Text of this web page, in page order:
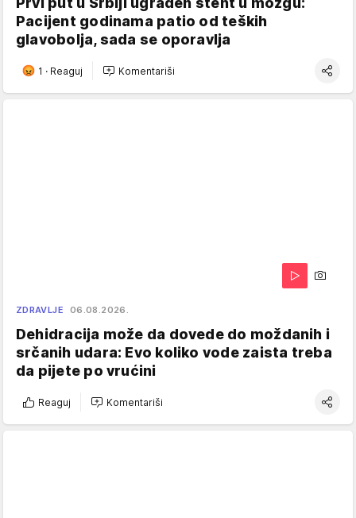
Pacijent godinama patio od teških
glavobolja, sada se oporavlja
1 · Reaguj Komentariši
ZDRAVLJE 06.08.2026.
Dehidracija može da dovede do moždanih i
srčanih udara: Evo koliko vode zaista treba
da pijete po vrućini
Reaguj Komentariši